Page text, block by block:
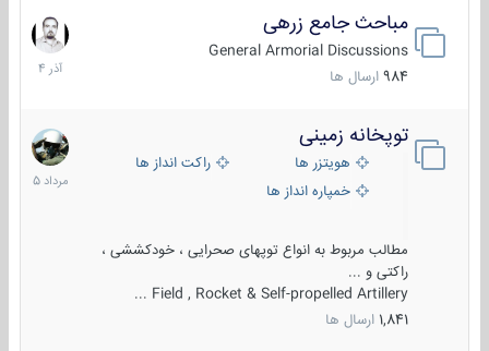
مباحث جامع زرهی
General Armorial Discussions
984 ارسال ها
7
آذر
1404
توپخانه زمینی
هویتزر ها
راکت انداز ها
خمپاره انداز ها
مطالب مربوط به انواع توپهای صحرایی ، خودکششی ،
راکتی و ...
Field , Rocket & Self-propelled Artillery ...
1,841 ارسال ها
9
مرداد
1405